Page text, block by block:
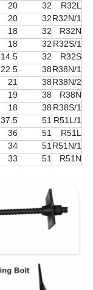
R32L
32
20
R32N/1
32
20
R32N
32
18
R32S/1
32
18
R32S
32
14.5
R38N/1
38
22.5
R38N/2
38
21
R38N
38
19
R38S/1
38
18
R51L/1
51
37.5
R51L
51
36
R51N/1
51
34
R51N
51
33